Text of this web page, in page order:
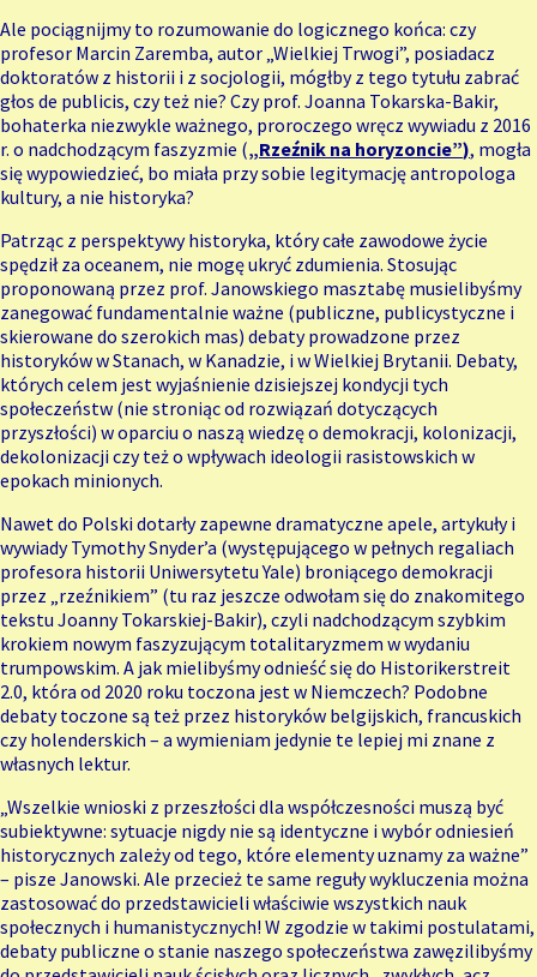
Ale pociągnijmy to rozumowanie do logicznego końca: czy
profesor Marcin Zaremba, autor „Wielkiej Trwogi”, posiadacz
doktoratów z historii i z socjologii, mógłby z tego tytułu zabrać
głos de publicis, czy też nie? Czy prof. Joanna Tokarska-Bakir,
bohaterka niezwykle ważnego, proroczego wręcz wywiadu z 2016
r. o nadchodzącym faszyzmie („Rzeźnik na horyzoncie”), mogła
się wypowiedzieć, bo miała przy sobie legitymację antropologa
kultury, a nie historyka?
Patrząc z perspektywy historyka, który całe zawodowe życie
spędził za oceanem, nie mogę ukryć zdumienia. Stosując
proponowaną przez prof. Janowskiego masztabę musielibyśmy
zanegować fundamentalnie ważne (publiczne, publicystyczne i
skierowane do szerokich mas) debaty prowadzone przez
historyków w Stanach, w Kanadzie, i w Wielkiej Brytanii. Debaty,
których celem jest wyjaśnienie dzisiejszej kondycji tych
społeczeństw (nie stroniąc od rozwiązań dotyczących
przyszłości) w oparciu o naszą wiedzę o demokracji, kolonizacji,
dekolonizacji czy też o wpływach ideologii rasistowskich w
epokach minionych.
Nawet do Polski dotarły zapewne dramatyczne apele, artykuły i
wywiady Tymothy Snyder’a (występującego w pełnych regaliach
profesora historii Uniwersytetu Yale) broniącego demokracji
przez „rzeźnikiem” (tu raz jeszcze odwołam się do znakomitego
tekstu Joanny Tokarskiej-Bakir), czyli nadchodzącym szybkim
krokiem nowym faszyzującym totalitaryzmem w wydaniu
trumpowskim. A jak mielibyśmy odnieść się do Historikerstreit
2.0, która od 2020 roku toczona jest w Niemczech? Podobne
debaty toczone są też przez historyków belgijskich, francuskich
czy holenderskich – a wymieniam jedynie te lepiej mi znane z
własnych lektur.
„Wszelkie wnioski z przeszłości dla współczesności muszą być
subiektywne: sytuacje nigdy nie są identyczne i wybór odniesień
historycznych zależy od tego, które elementy uznamy za ważne”
– pisze Janowski. Ale przecież te same reguły wykluczenia można
zastosować do przedstawicieli właściwie wszystkich nauk
społecznych i humanistycznych! W zgodzie w takimi postulatami,
debaty publiczne o stanie naszego społeczeństwa zawęzilibyśmy